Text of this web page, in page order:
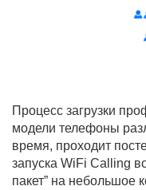
Процесс загрузки
модели телефоны
время, проходит
запуска WiFi Calling
пакет” на небольшое